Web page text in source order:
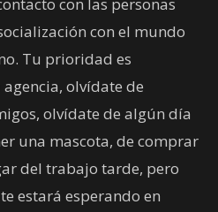
con el mundo
Tu prioridad es
olvídate de
olvídate de algún día
una mascota, de comprar
del trabajo tarde, pero
estará esperando en